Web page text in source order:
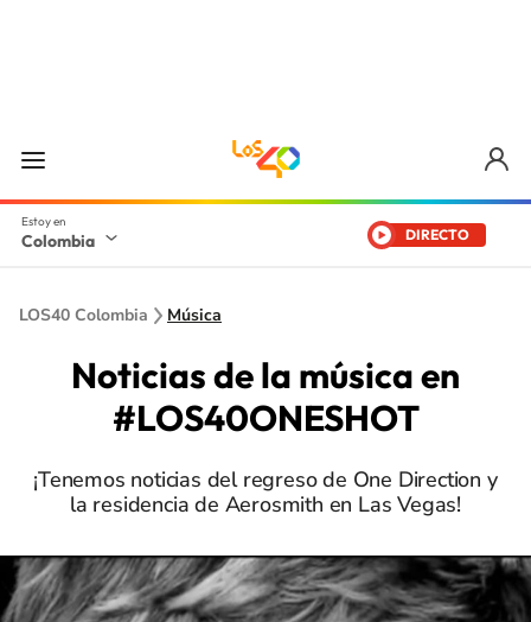
Colombia DIRECTO
LOS40 Colombia Música
Noticias de la música en
#LOS40ONESHOT
¡Tenemos noticias del regreso de One Direction y
la residencia de Aerosmith en Las Vegas!